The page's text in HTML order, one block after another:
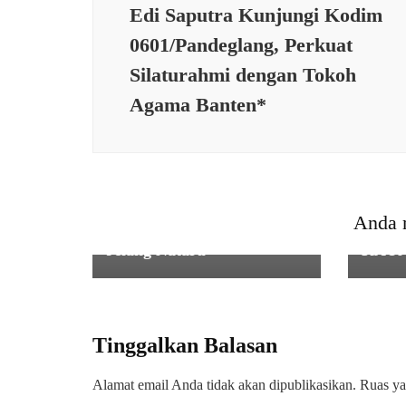
Edi Saputra Kunjungi Kodim
0601/Pandeglang, Perkuat
Silaturahmi dengan Tokoh
Agama Banten*
Anda
DI
Tinggalkan Balasan
Alamat email Anda tidak akan dipublikasikan. Ruas